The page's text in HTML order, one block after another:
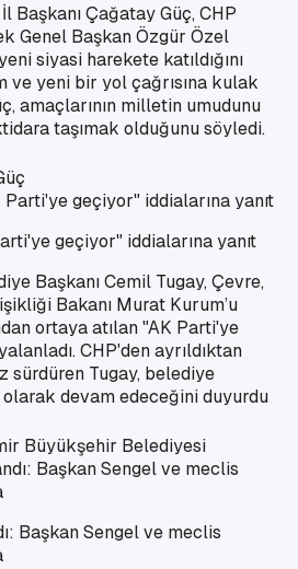
Başkanı Çağatay Güç, CHP
Genel Başkan Özgür Özel
siyasi harekete katıldığını
ve yeni bir yol çağrısına kulak
amaçlarının milletin umudunu
taşımak olduğunu söyledi.
geçiyor" iddialarına yanıt
Başkanı Cemil Tugay, Çevre,
Bakanı Murat Kurum’u
ortaya atılan "AK Parti'ye
CHP'den ayrıldıktan
sürdüren Tugay, belediye
olarak devam edeceğini duyurdu
Büyükşehir Belediyesi
Başkan Sengel ve meclis